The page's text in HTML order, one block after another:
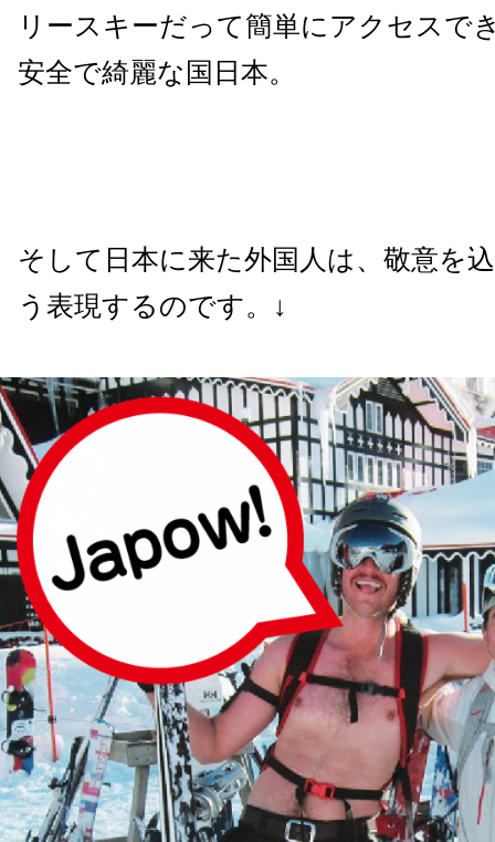
リースキーだって簡単にアクセスで
安全で綺麗な国日本。
そして日本に来た外国人は、敬意を
う表現するのです。↓